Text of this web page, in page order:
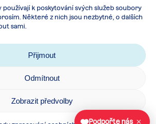
používají k poskytování svých služeb soubory
Některé z nich jsou nezbytné, o dalších
sami.
Přijmout
Odmítnout
Zobrazit předvolby
osobních údajů
podmínky spolupráce
Podpořte nás ×